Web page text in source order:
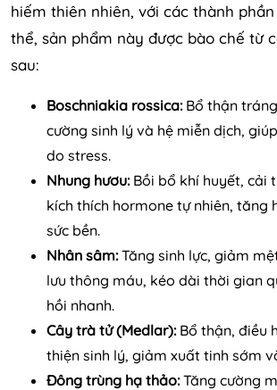
hiếm thiên nhiên, với các thành
thể, sản phẩm này được bào chế từ
sau:
Boschniakia rossica:Bổ thận
cường sinh lý và hệ miễn dịch,
do stress.
Nhung hươu:Bồi bổ khí huyết, cải
kích thích hormone tự nhiên, tăng
sức bền.
Nhân sâm:Tăng sinh lực, giảm
lưu thông máu, kéo dài thời gian
hồi nhanh.
Cây trà tử (Medlar):Bổ thận, điều
thiện sinh lý, giảm xuất tinh sớm
Đông trùng hạ thảo:Tăng cường